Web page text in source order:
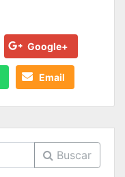
Google+
Email
Buscar